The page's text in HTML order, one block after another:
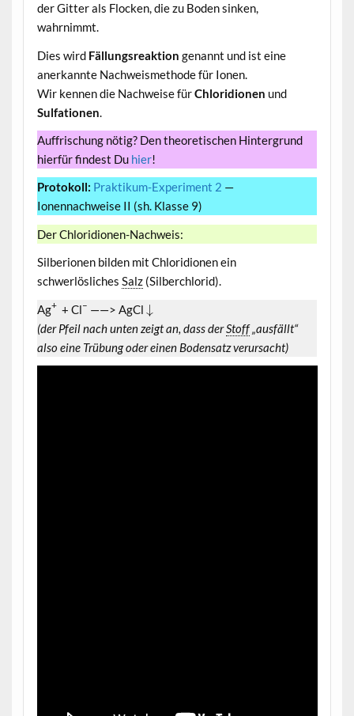
der Gitter als Flocken, die zu Boden sinken,
wahrnimmt.
Dies wirdFällungsreaktion genannt und ist eine
anerkannte Nachweismethode für Ionen.
Wir kennen die Nachweise fürChloridionen und
Sulfationen
Auffrischung nötig? Den theoretischen Hintergrund
hierfür findest Du hier!
Protokoll: Praktikum-Experiment 2 —
Ionennachweise II (sh. Klasse 9)
Der Chloridionen-Nachweis:
Silberionen bilden mit Chloridionen ein
schwerlösliches Salz(Silberchlorid).
Ag++ Cl– ——> AgCl ↓
(der Pfeil nach unten zeigt an, dass derStoff„ausfällt“
also eine Trübung oder einen Bodensatz verursacht)